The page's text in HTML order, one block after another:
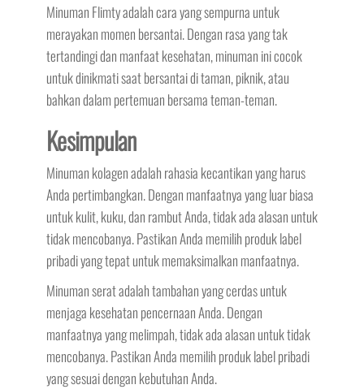
Minuman Flimty adalah cara yang sempurna untuk
merayakan momen bersantai. Dengan rasa yang tak
tertandingi dan manfaat kesehatan, minuman ini cocok
untuk dinikmati saat bersantai di taman, piknik, atau
bahkan dalam pertemuan bersama teman-teman.
Kesimpulan
Minuman kolagen adalah rahasia kecantikan yang harus
Anda pertimbangkan. Dengan manfaatnya yang luar biasa
untuk kulit, kuku, dan rambut Anda, tidak ada alasan untuk
tidak mencobanya. Pastikan Anda memilih produk label
pribadi yang tepat untuk memaksimalkan manfaatnya.
Minuman serat adalah tambahan yang cerdas untuk
menjaga kesehatan pencernaan Anda. Dengan
manfaatnya yang melimpah, tidak ada alasan untuk tidak
mencobanya. Pastikan Anda memilih produk label pribadi
yang sesuai dengan kebutuhan Anda.